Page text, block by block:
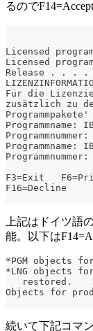
るので
Licensed
Licensed
Release . . .
Für die
zusätzlich zu
Programmname:
Programmname:
F3=Exit
F16=Decline
上記はドイツ語
能。以下は
*PGM objects
*LNG objects
Objects for
続いて下記コマ